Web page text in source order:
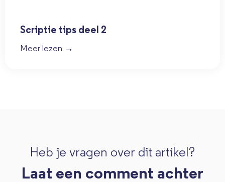
Scriptie tips deel 2
Meer lezen →
Heb je vragen over dit artikel?
Laat een comment achter